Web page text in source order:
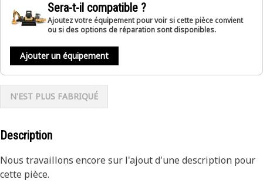
Sera-t-il compatible ?
Ajoutez votre équipement pour voir si cette pièce convient
ou si des options de réparation sont disponibles.
Ajouter un équipement
N'EST PLUS FABRIQUÉ
Description
Nous travaillons encore sur l'ajout d'une description pour
cette pièce.